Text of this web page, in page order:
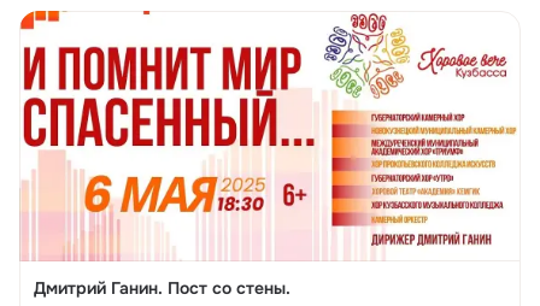
Дмитрий Ганин. Пост со стены.